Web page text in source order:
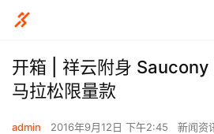
开箱 | 祥云附身
马拉松限量款
admin 2016年9月12日 下午2:45 新闻资